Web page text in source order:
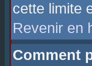
cette limite
Revenir en
Comment